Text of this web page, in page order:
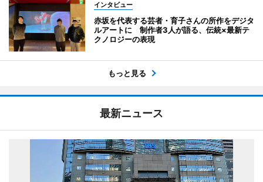
インタビュー
赤坂を代表する芸者・育子さんの所作をデジタ
ルアートに 制作者3人が語る、伝統×最新テ
クノロジーの表現
もっと見る
最新ニュース